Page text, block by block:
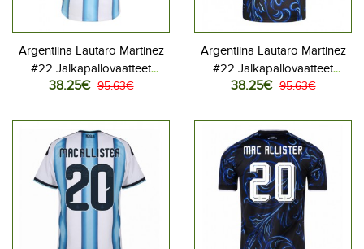
Argentiina Lautaro Martinez
#22 Jalkapallovaatteet
Kotipaita MM-kisat 2026
38.25€ 95.63€
Argentiina Lautaro Martinez
#22 Jalkapallovaatteet
Vieraspaita MM-kisat 2026
38.25€ 95.63€